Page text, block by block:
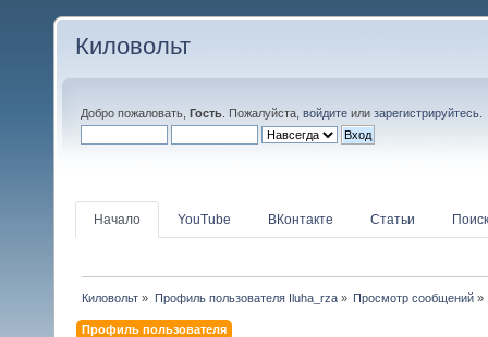
Киловольт
Добро пожаловать, Гость . Пожалуйста, войдите или зарегистрируйтесь
Начало YouTube ВКонтакте Статьи Поиск
Киловольт » Профиль пользователя Iluha_rza» Просмотр сообщений»
Профиль пользователя